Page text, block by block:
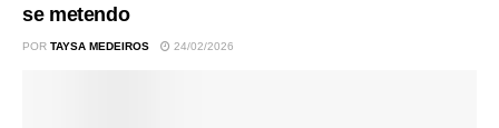
se metendo
POR TAYSA MEDEIROS 24/02/2026